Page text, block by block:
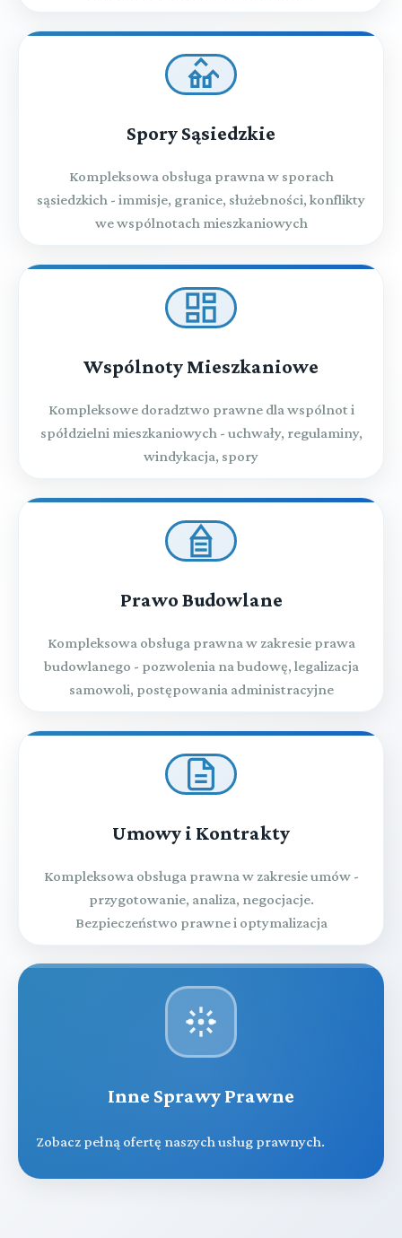
Spory Sąsiedzkie
Kompleksowa obsługa prawna w sporach
sąsiedzkich - immisje, granice, służebności, konflikty
we wspólnotach mieszkaniowych
Wspólnoty Mieszkaniowe
Kompleksowe doradztwo prawne dla wspólnot i
spółdzielni mieszkaniowych - uchwały, regulaminy,
windykacja, spory
Prawo Budowlane
Kompleksowa obsługa prawna w zakresie prawa
budowlanego - pozwolenia na budowę, legalizacja
samowoli, postępowania administracyjne
Umowy i Kontrakty
Kompleksowa obsługa prawna w zakresie umów -
przygotowanie, analiza, negocjacje.
Bezpieczeństwo prawne i optymalizacja
Inne Sprawy Prawne
Zobacz pełną ofertę naszych usług prawnych.